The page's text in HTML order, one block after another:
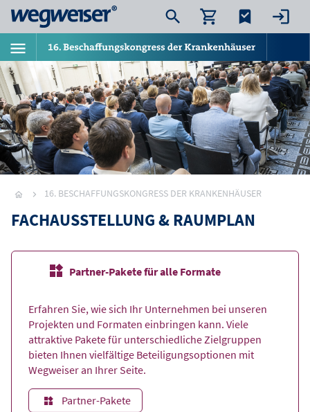
16. BESCHAFFUNGSKONGRESS DER KRANKENHÄUSER
FACHAUSSTELLUNG & RAUMPLAN
Partner-Pakete für alle Formate
Erfahren Sie, wie sich Ihr Unternehmen bei unseren
Projekten und Formaten einbringen kann. Viele
attraktive Pakete für unterschiedliche Zielgruppen
bieten Ihnen vielfältige Beteiligungsoptionen mit
Wegweiser an Ihrer Seite.
Partner-Pakete